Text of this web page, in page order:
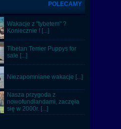
POLECAMY
Wakacje z "tybetem" ?
Koniecznie ! [...]
Tibetan Terrier Puppys for
sale [...]
Niezapomniane wakacje [...]
Nasza przygoda z
nowofundlandami, zaczęła
się w 2000r. [...]